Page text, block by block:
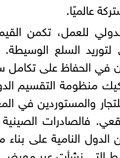
عالميًا.
للعمل، تكمن
السلع
الحفاظ على تكامل
منظومة التقسيم
والمستوردين في
فالصادرات
الدول النامية على